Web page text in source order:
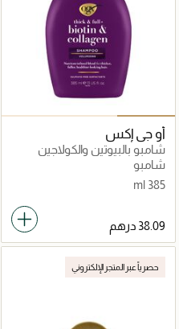
أو جي إكس
شامبو بالبيوتين والكولاجين
شامبو
385 ml
حصرياً عبر المتجر الإلكتروني